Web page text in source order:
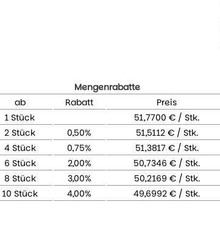
Mengenrabatte
ab
Rabatt
Preis
1 Stück
51,7700 € / Stk.
2 Stück
0,50%
51,5112 € / Stk.
4 Stück
0,75%
51,3817 € / Stk.
6 Stück
2,00%
50,7346 € / Stk.
8 Stück
3,00%
50,2169 € / Stk.
10 Stück
4,00% 49,6992 € / Stk.